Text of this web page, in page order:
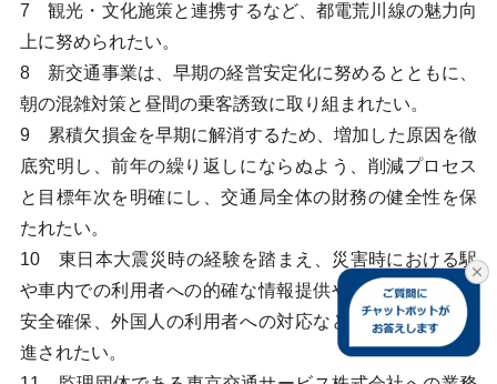
7 観光・文化施策と連携するなど、都電荒川線の魅力向
上に努められたい。
8 新交通事業は、早期の経営安定化に努めるとともに、
朝の混雑対策と昼間の乗客誘致に取り組まれたい。
9 累積欠損金を早期に解消するため、増加した原因を徹
底究明し、前年の繰り返しにならぬよう、削減プロセス
と目標年次を明確にし、交通局全体の財務の健全性を保
たれたい。
10 東日本大震災時の経験を踏まえ、災害時における駅
や車内での利用者への的確な情報提供や避難誘導による
安全確保、外国人の利用者への対応など、災害対策を推
進されたい。